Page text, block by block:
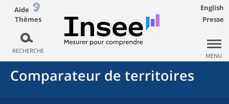
Aide
Thèmes
RECHERCHE
English
Presse
MENU
Comparateur de territoires